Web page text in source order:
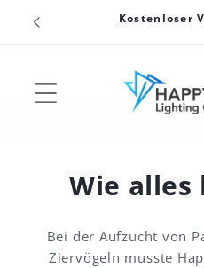
zum
Kostenloser
Wie alles
Bei der Aufzucht von
Ziervögeln musste